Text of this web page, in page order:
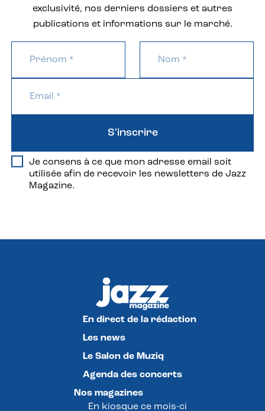
exclusivité, nos derniers dossiers et autres
publications et informations sur le marché.
Je consens à ce que mon adresse email soit
utilisée afin de recevoir les newsletters de Jazz
Magazine.
S'inscrire
En direct de la rédaction
Les news
Le Salon de Muziq
Agenda des concerts
Nos magazines
En kiosque ce mois-ci